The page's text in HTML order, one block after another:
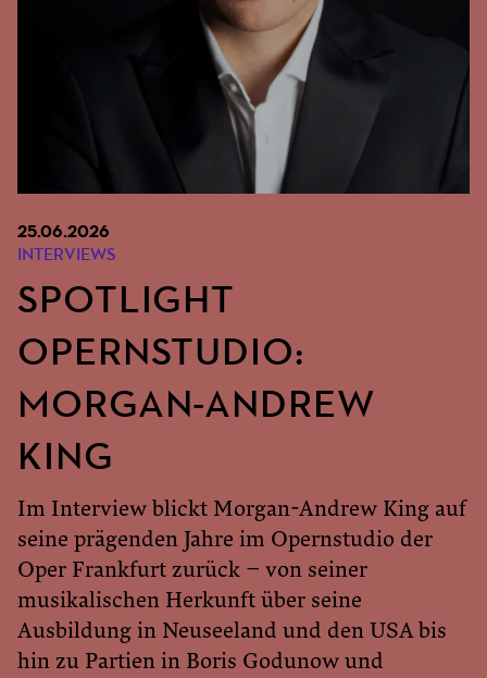
25.06.2026
INTERVIEWS
SPOTLIGHT
OPERNSTUDIO:
MORGAN-ANDREW
KING
Im Interview blickt Morgan-Andrew King auf
seine prägenden Jahre im Opernstudio der
Oper Frankfurt zurück – von seiner
musikalischen Herkunft über seine
Ausbildung in Neuseeland und den USA bis
hin zu Partien in Boris Godunow und